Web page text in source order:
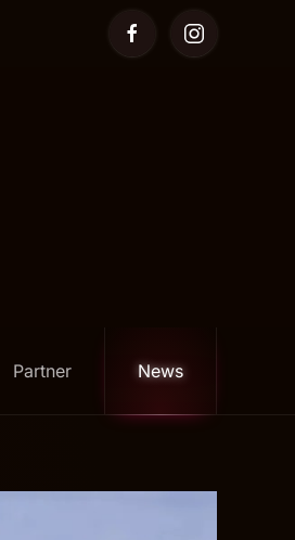
Partner News